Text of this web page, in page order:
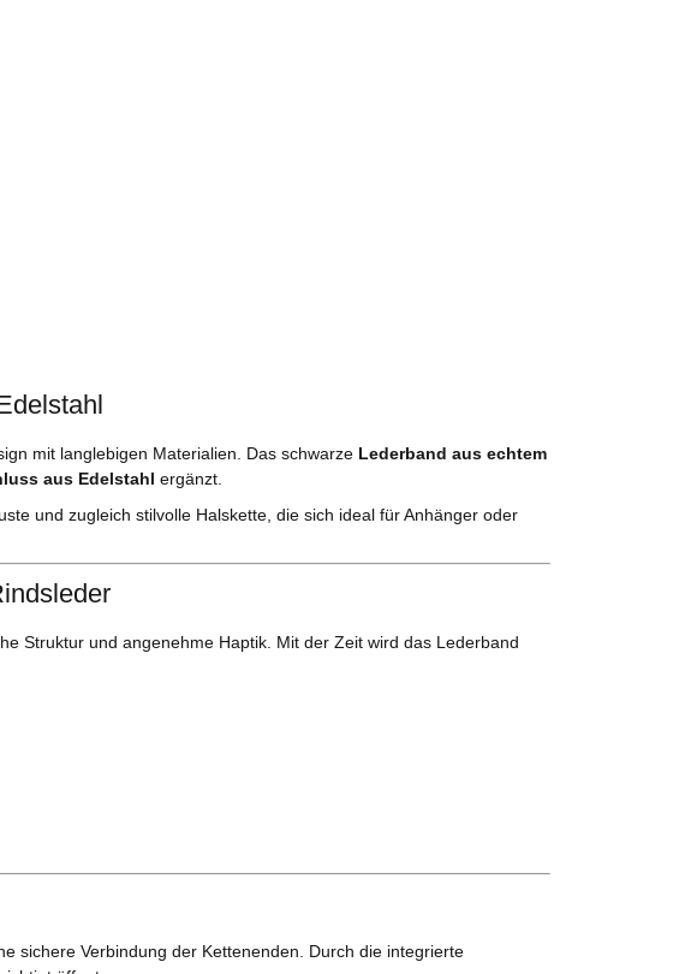
mit langlebigen Materialien. Das schwarze Lederband aus echtem
aus Edelstahl ergänzt.
und zugleich stilvolle Halskette, die sich ideal für Anhänger oder
Struktur und angenehme Haptik. Mit der Zeit wird das Lederband
sichere Verbindung der Kettenenden. Durch die integrierte